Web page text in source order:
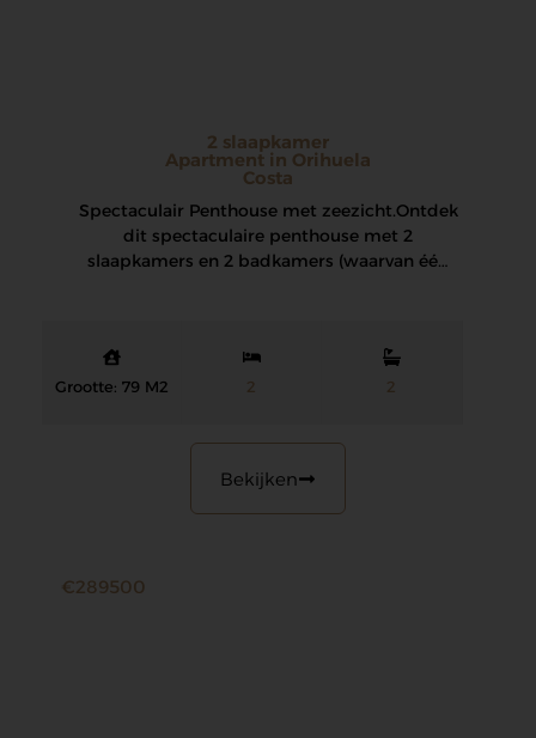
2 slaapkamer
Apartment in Orihuela
Costa
Spectaculair Penthouse met zeezicht. Ontdek
dit spectaculaire penthouse met 2
slaapkamers en 2 badkamers (waarvan één
Grootte: 79 M2 2 2
Bekijken
€289500